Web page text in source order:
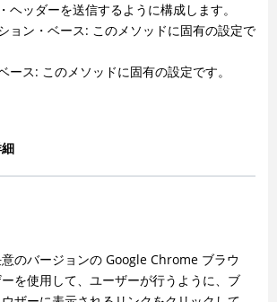
ヘッダーを送信するように構成します。
ョン・ベース: このメソッドに固有の設定で
ース: このメソッドに固有の設定です。
のバージョンの Google Chrome ブラウ
を使用して、ユーザーが行うように、ブ